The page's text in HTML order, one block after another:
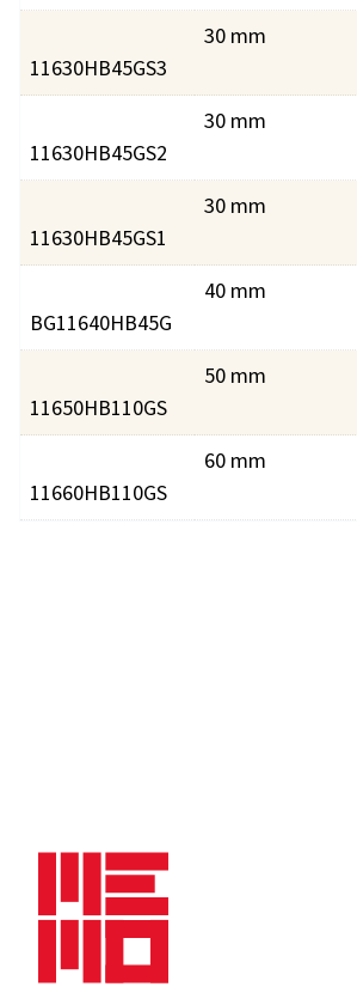
11630HB45GS3
30 mm
11630HB45GS2
30 mm
11630HB45GS1
30 mm
BG11640HB45G
40 mm
11650HB110GS
50 mm
11660HB110GS
60 mm